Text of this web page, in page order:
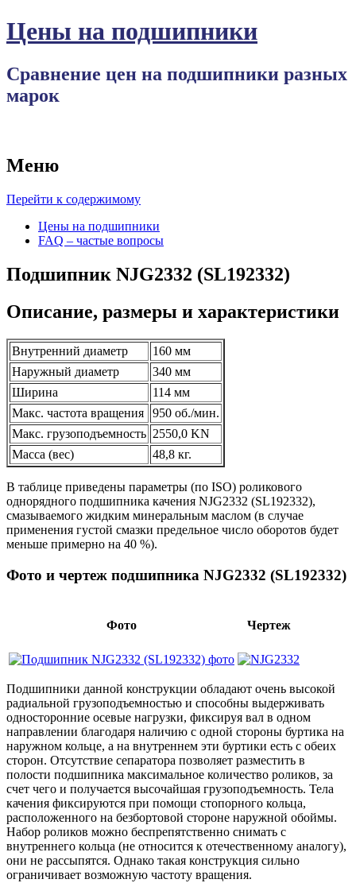
Цены на подшипники
Сравнение цен на подшипники разных
марок
Меню
Перейти к содержимому
Цены на подшипники
FAQ – частые вопросы
Подшипник NJG2332 (SL192332)
Описание, размеры и характеристики
Внутренний диаметр
160 мм
Наружный диаметр
340 мм
Ширина
114 мм
Макс. частота вращения
950 об./мин.
Макс. грузоподъемность 2550,0 KN
Масса (вес)
48,8 кг.
В таблице приведены параметры (по ISO) роликового
однорядного подшипника качения NJG2332 (SL192332),
смазываемого жидким минеральным маслом (в случае
применения густой смазки предельное число оборотов будет
меньше примерно на 40 %).
Фото и чертеж подшипника NJG2332 (SL192332)
Фото Чертеж
Подшипники данной конструкции обладают очень высокой
радиальной грузоподъемностью и способны выдерживать
односторонние осевые нагрузки, фиксируя вал в одном
направлении благодаря наличию с одной стороны буртика на
наружном кольце, а на внутреннем эти буртики есть с обеих
сторон. Отсутствие сепаратора позволяет разместить в
полости подшипника максимальное количество роликов, за
счет чего и получается высочайшая грузоподъемность. Тела
качения фиксируются при помощи стопорного кольца,
расположенного на безбортовой стороне наружной обоймы.
Набор роликов можно беспрепятственно снимать с
внутреннего кольца (не относится к отечественному аналогу),
они не рассыпятся. Однако такая конструкция сильно
ограничивает возможную частоту вращения.